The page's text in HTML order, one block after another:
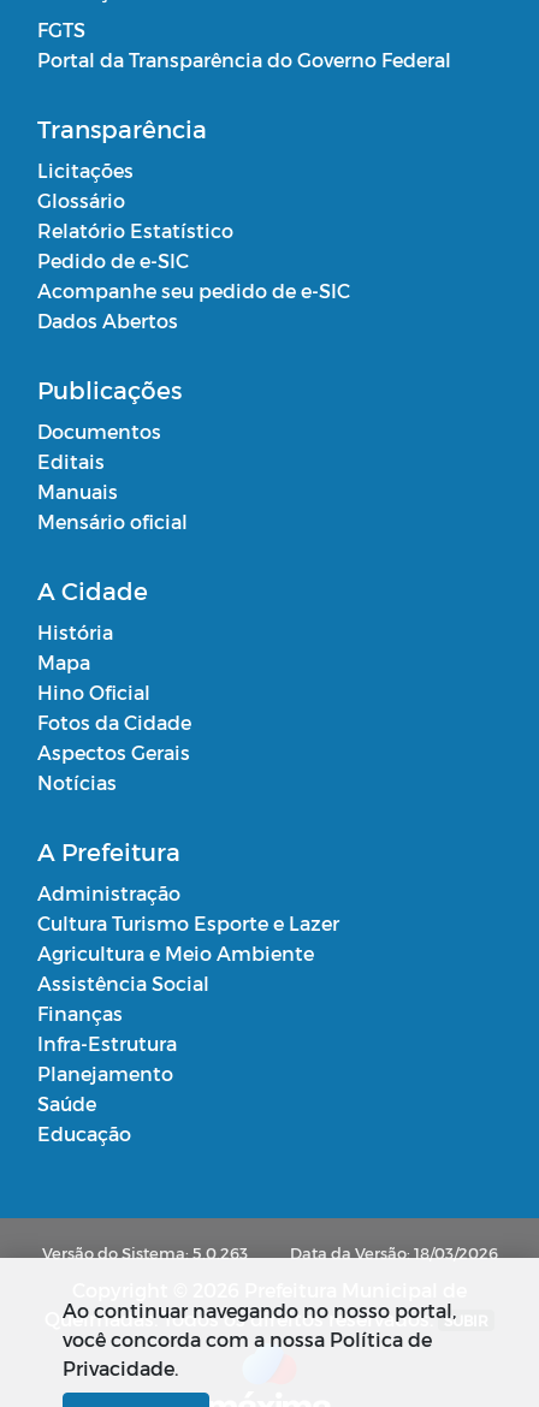
FGTS
Portal da Transparência do Governo Federal
Transparência
Licitações
Glossário
Relatório Estatístico
Pedido de e-SIC
Acompanhe seu pedido de e-SIC
Dados Abertos
Publicações
Documentos
Editais
Manuais
Mensário oficial
A Cidade
História
Mapa
Hino Oficial
Fotos da Cidade
Aspectos Gerais
Notícias
A Prefeitura
Administração
Cultura Turismo Esporte e Lazer
Agricultura e Meio Ambiente
Assistência Social
Finanças
Infra-Estrutura
Planejamento
Saúde
Educação
Versão do Sistema: 5.0.263 Data da Versão: 18/03/2026
Queimadas. Todos os direitos reservados. SUBIR
Ao continuar navegando no nosso portal,
você concorda com a nossa Política de
Privacidade.